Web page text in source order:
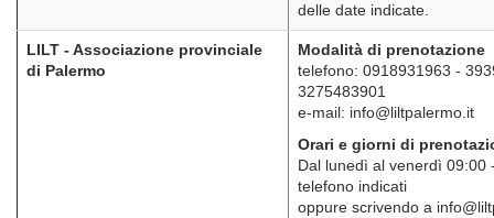
delle date indicate.
LILT - Associazione provinciale
di Palermo
Modalità di prenotazione
telefono: 0918931963 -
3275483901
e-mail: info@liltpalermo.it
Orari e giorni di
Dal lunedì al venerdì 09:00
telefono indicati
oppure scrivendo a